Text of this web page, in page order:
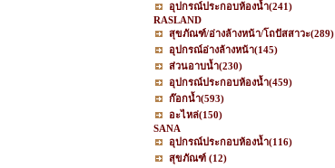
อุปกรณ์ประกอบห้องน้ำ(241)
RASLAND
สุขภัณฑ์/อ่างล้างหน้า/โถปัสสาวะ(289)
อุปกรณ์อ่างล้างหน้า(145)
ส่วนอาบน้ำ(230)
อุปกรณ์ประกอบห้องน้ำ(459)
ก๊อกน้ำ(593)
อะไหล่(150)
SANA
อุปกรณ์ประกอบห้องน้ำ(116)
สุขภัณฑ์ (12)